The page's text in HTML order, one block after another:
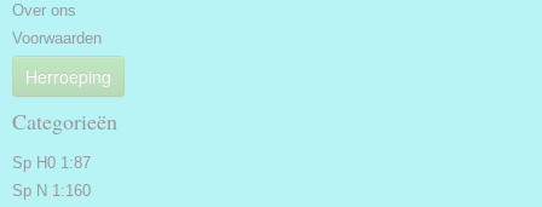
Over ons
Voorwaarden
Herroeping
Categorieën
Sp H0 1:87
Sp N 1:160